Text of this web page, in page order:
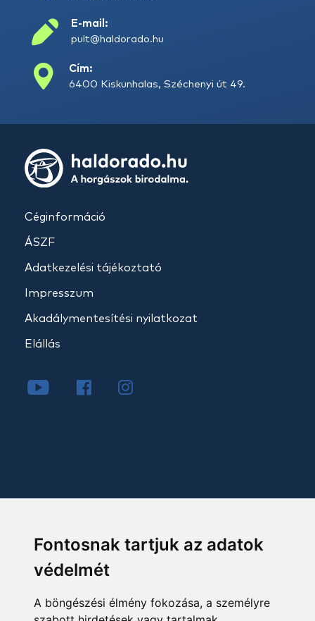
Fontosnak tartjuk az adatok
védelmét
A böngészési élmény fokozása, a személyre
E-mail:
pult@haldorado.hu
Cím:
6400 Kiskunhalas, Széchenyi út 49.
Céginformáció
ÁSZF
Adatkezelési tájékoztató
Impresszum
Akadálymentesítési nyilatkozat
Elállás